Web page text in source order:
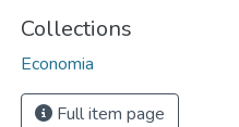
Collections
Economia
Full item page